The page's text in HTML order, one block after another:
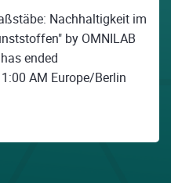
Nachhaltigkeit im
by OMNILAB
ended
AM Europe/Berlin